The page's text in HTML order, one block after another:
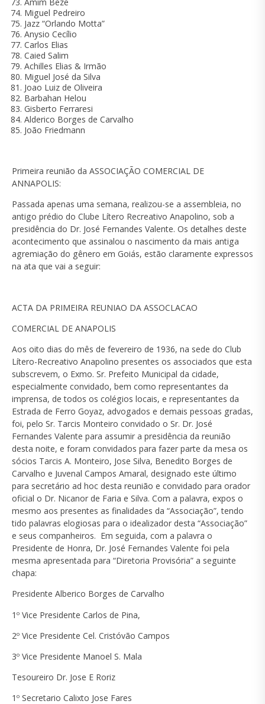
Miguel Pedreiro
Jazz “Orlando Motta”
Anysio Cecílio
Carlos Elias
Caied Salim
Achilles Elias & Irmão
Miguel José da Silva
Joao Luiz de Oliveira
Barbahan Helou
Gisberto Ferraresi
Alderico Borges de Carvalho
João Friedmann
Primeira reunião da ASSOCIAÇÃO COMERCIAL DE
ANNAPOLIS:
Passada apenas uma semana, realizou-se a assembleia, no
antigo prédio do Clube Lítero Recreativo Anapolino, sob a
presidência do Dr. José Fernandes Valente. Os detalhes deste
acontecimento que assinalou o nascimento da mais antiga
agremiação do gênero em Goiás, estão claramente expressos
na ata que vai a seguir:
ACTA DA PRIMEIRA REUNIAO DA ASSOCLACAO
COMERCIAL DE ANAPOLIS
Aos oito dias do mês de fevereiro de 1936, na sede do Club
Lítero-Recreativo Anapolino presentes os associados que esta
subscrevem, o Exmo. Sr. Prefeito Municipal da cidade,
especialmente convidado, bem como representantes da
imprensa, de todos os colégios locais, e representantes da
Estrada de Ferro Goyaz, advogados e demais pessoas gradas,
foi, pelo Sr. Tarcis Monteiro convidado o Sr. Dr. José
Fernandes Valente para assumir a presidência da reunião
desta noite, e foram convidados para fazer parte da mesa os
sócios Tarcis A. Monteiro, Jose Silva, Benedito Borges de
Carvalho e Juvenal Campos Amaral, designado este último
para secretário ad hoc desta reunião e convidado para orador
oficial o Dr. Nicanor de Faria e Silva. Com a palavra, expos o
mesmo aos presentes as finalidades da “Associação”, tendo
tido palavras elogiosas para o idealizador desta “Associação”
e seus companheiros. Em seguida, com a palavra o
Presidente de Honra, Dr. José Fernandes Valente foi pela
mesma apresentada para “Diretoria Provisória” a seguinte
chapa:
Presidente Alberico Borges de Carvalho
1º Vice Presidente Carlos de Pina,
2º Vice Presidente Cel. Cristóvão Campos
3º Vice Presidente Manoel S. Mala
Tesoureiro Dr. Jose E Roriz
1º Secretario Calixto Jose Fares